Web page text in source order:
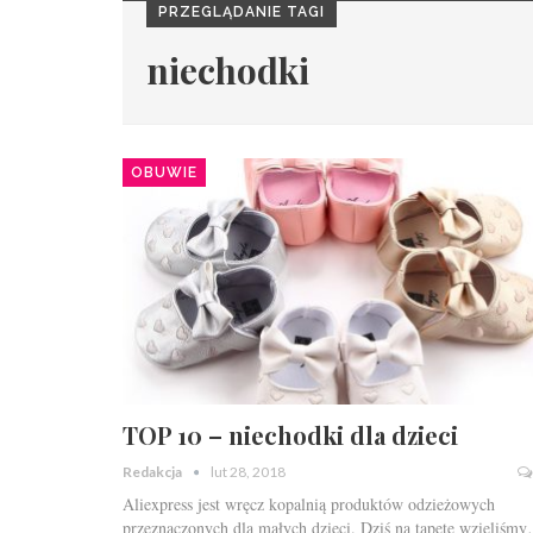
PRZEGLĄDANIE TAGI
niechodki
OBUWIE
TOP 10 – niechodki dla dzieci
Redakcja lut 28, 2018
Aliexpress jest wręcz kopalnią produktów odzieżowych
przeznaczonych dla małych dzieci. Dziś na tapetę